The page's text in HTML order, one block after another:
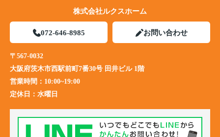
株式会社ルクスホーム
072-646-8985 お問い合わせ
〒567-0032
大阪府茨木市西駅前町7番30号 田井ビル 1階
営業時間： 10:00~19:00
定休日： 水曜日